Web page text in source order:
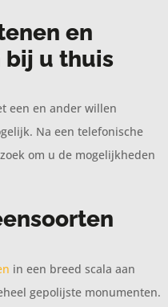
en
u thuis
een en ander willen
Na een telefonische
om u de mogelijkheden
in een breed scala aan
gepolijste monumenten.